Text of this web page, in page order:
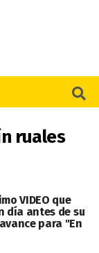
ruales
VIDEO que
día antes de su
para "En